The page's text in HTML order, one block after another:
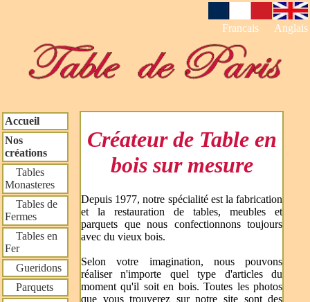
Francais Anglais
Accueil
Nos
créations
Tables
Monasteres
Tables de
Fermes
Tables en
Fer
Gueridons
Parquets
Créateur de Table en
bois sur mesure
Depuis 1977, notre spécialité est la fabrication
et la restauration de tables, meubles et
parquets que nous confectionnons toujours
avec du vieux bois.
Selon votre imagination, nous pouvons
réaliser n'importe quel type d'articles du
moment qu'il soit en bois. Toutes les photos
que vous trouverez sur notre site sont des